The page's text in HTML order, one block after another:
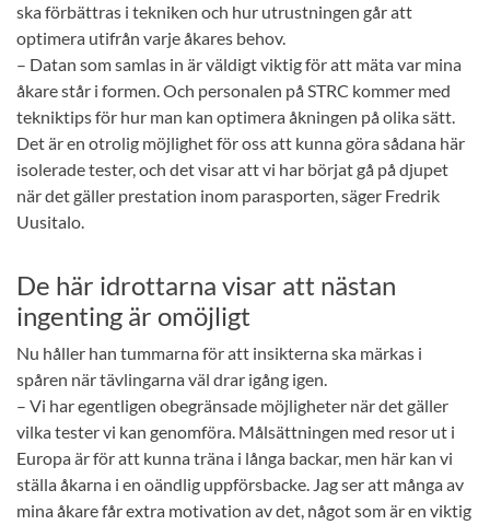
ska förbättras i tekniken och hur utrustningen går att
optimera utifrån varje åkares behov.
– Datan som samlas in är väldigt viktig för att mäta var mina
åkare står i formen. Och personalen på STRC kommer med
tekniktips för hur man kan optimera åkningen på olika sätt.
Det är en otrolig möjlighet för oss att kunna göra sådana här
isolerade tester, och det visar att vi har börjat gå på djupet
när det gäller prestation inom parasporten, säger Fredrik
Uusitalo.
De här idrottarna visar att nästan
ingenting är omöjligt
Nu håller han tummarna för att insikterna ska märkas i
spåren när tävlingarna väl drar igång igen.
– Vi har egentligen obegränsade möjligheter när det gäller
vilka tester vi kan genomföra. Målsättningen med resor ut i
Europa är för att kunna träna i långa backar, men här kan vi
ställa åkarna i en oändlig uppförsbacke. Jag ser att många av
mina åkare får extra motivation av det, något som är en viktig